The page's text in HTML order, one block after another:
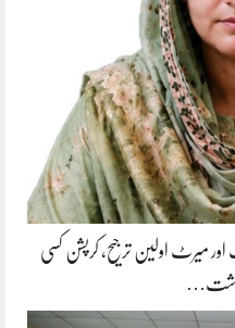
اور میرٹ اولین ترجیح، کرپشن کسی